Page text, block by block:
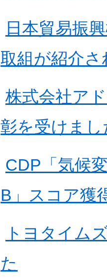
日本貿易振
取組が紹介
株式会社ア
彰を受けまし
CDP「気候
B」スコア獲
トヨタイム
た